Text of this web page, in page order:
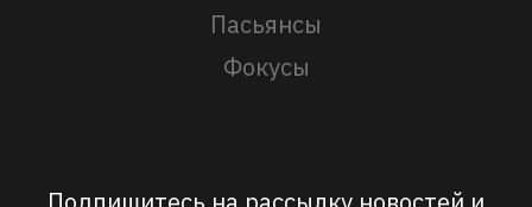
Пасьянсы
Фокусы